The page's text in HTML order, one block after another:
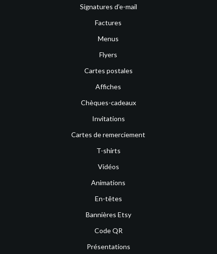
Signatures d’e-mail
Factures
Menus
Flyers
Cartes postales
Affiches
Chèques-cadeaux
Invitations
Cartes de remerciement
T-shirts
Vidéos
Animations
En-têtes
Bannières Etsy
Code QR
Présentations